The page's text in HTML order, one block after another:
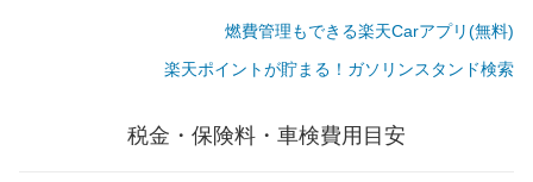
燃費管理もできる楽天Carアプリ(無料)
楽天ポイントが貯まる！ガソリンスタンド検索
税金・保険料・車検費用目安